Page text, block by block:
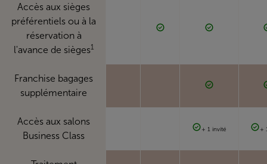
Accès aux sièges
préférentiels ou à la
réservation à
l'avance de sièges1
Franchise bagages
supplémentaire
Accès aux salons
Business Class
+ 1 invité +